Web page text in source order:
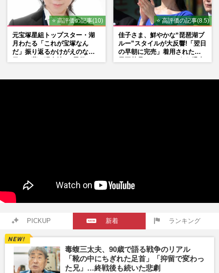
⭐ 高評価の記事(10)
元宝塚星組トップスター・湖
月わたる「これが宝塚なん
だ」振り返るかけがえのない
⭐ 高評価の記事(8.5)
佳子さま、鮮やかな“琵琶湖ブ
ルー”スタイルが大反響!「翌日
の早朝に完売」着用された地
PICKUP 新着 ランキング
毒蝮三太夫、90歳で語る戦争のリアル
「靴の中にちぎれた足首」「抑留で変わっ
た兄」…終戦後も続いた悲劇